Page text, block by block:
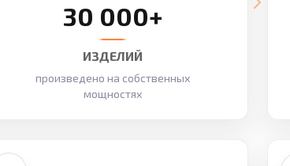
30 000+
ИЗДЕЛИЙ
произведено на собственных
мощностях